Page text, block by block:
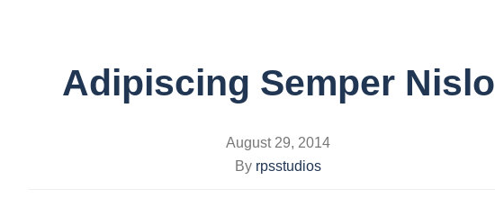
Adipiscing Semper Nislo
August 29, 2014
By rpsstudios